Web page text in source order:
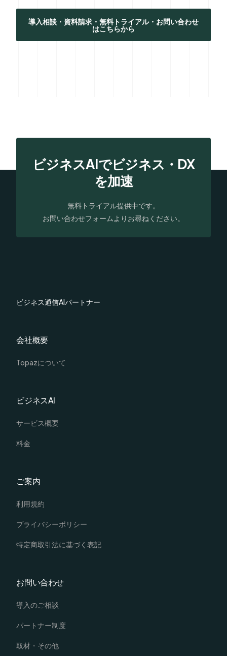
導入相談・資料請求・無料トライアル・お問い合わせ
はこちらから
ビジネスAIでビジネス・DX
を加速
無料トライアル提供中です。
お問い合わせフォームよりお尋ねください。
ビジネス通信AIパートナー
会社概要
Topazについて
ビジネスAI
サービス概要
料金
ご案内
利用規約
プライバシーポリシー
特定商取引法に基づく表記
お問い合わせ
導入のご相談
パートナー制度
取材・その他